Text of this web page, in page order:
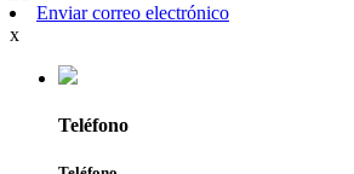
Enviar correo electrónico
x
Teléfono